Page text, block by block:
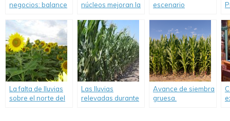
negocios: balance
granos en el 1er
semestre.
núcleos mejoran la
cultivos de gruesa
escenario
proyección de
siembra a 6,3 MHA.
La falta de lluvias
sobre el norte del
Las lluvias
relevadas durante
Avance de siembra
gruesa.